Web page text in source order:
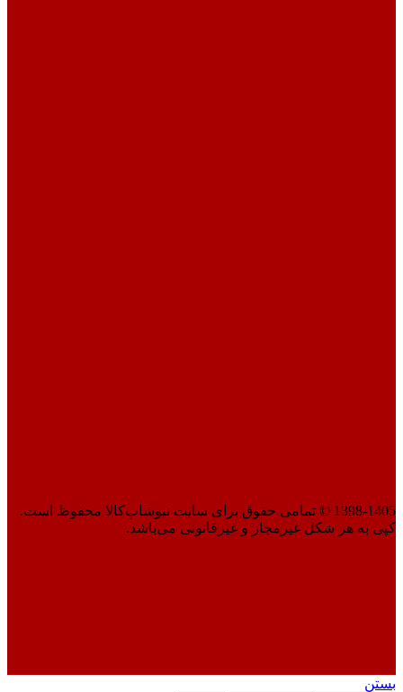
1398-1405 © تمامی حقوق برای سایت نیوشاپ‌کالا محفوظ است.
کپی به هر شکل غیرمجاز و غیرقانونی می‌باشد.
بستن